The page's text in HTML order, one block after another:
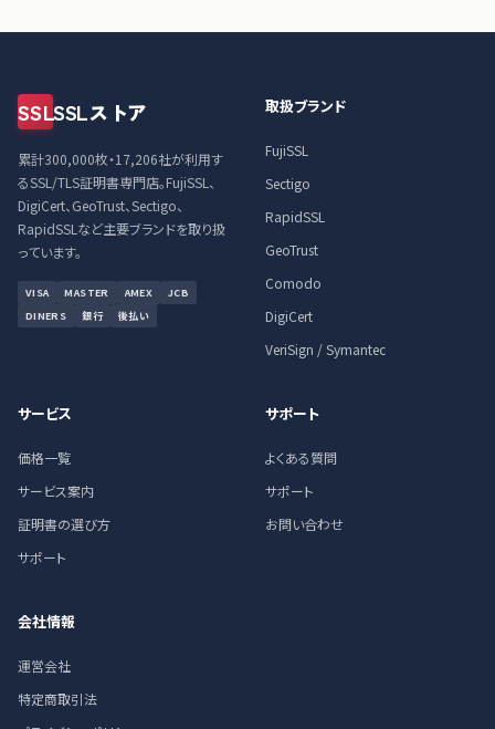
SSLSSLストア
累計300,000枚・17,206社が利用す
るSSL/TLS証明書専門店。FujiSSL、
DigiCert、GeoTrust、Sectigo、
RapidSSLなど主要ブランドを取り扱
っています。
VISA MASTER AMEX
JCB
DINERS
銀行 後払い
取扱ブランド
FujiSSL
Sectigo
RapidSSL
GeoTrust
Comodo
DigiCert
VeriSign / Symantec
サービス
価格一覧
サービス案内
証明書の選び方
サポート
サポート
よくある質問
サポート
お問い合わせ
会社情報
運営会社
特定商取引法